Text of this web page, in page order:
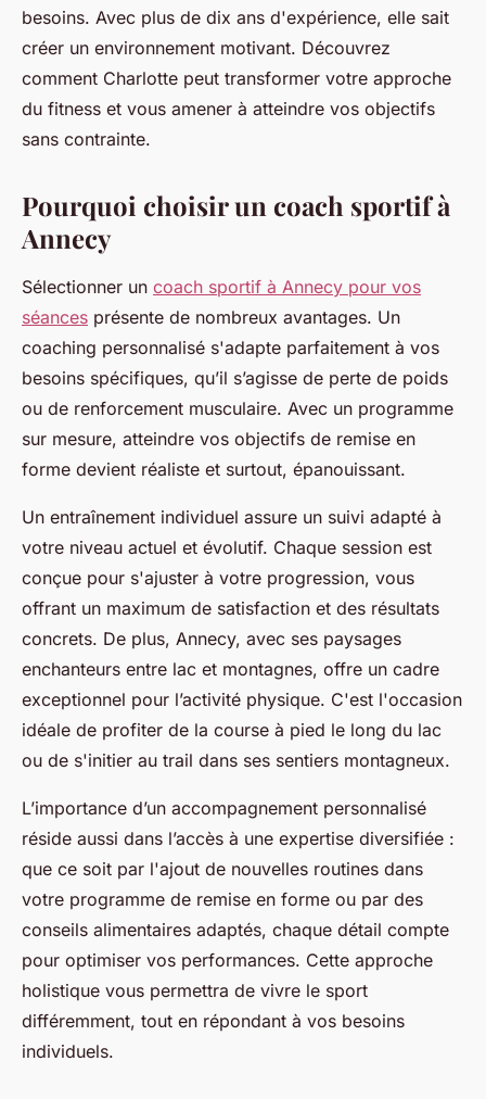
besoins. Avec plus de dix ans d'expérience, elle sait
créer un environnement motivant. Découvrez
comment Charlotte peut transformer votre approche
du fitness et vous amener à atteindre vos objectifs
sans contrainte.
Pourquoi choisir un coach sportif à
Annecy
Sélectionner un coach sportif à Annecy pour vos
séances présente de nombreux avantages. Un
coaching personnalisé s'adapte parfaitement à vos
besoins spécifiques, qu’il s’agisse de perte de poids
ou de renforcement musculaire. Avec un programme
sur mesure, atteindre vos objectifs de remise en
forme devient réaliste et surtout, épanouissant.
Un entraînement individuel assure un suivi adapté à
votre niveau actuel et évolutif. Chaque session est
conçue pour s'ajuster à votre progression, vous
offrant un maximum de satisfaction et des résultats
concrets. De plus, Annecy, avec ses paysages
enchanteurs entre lac et montagnes, offre un cadre
exceptionnel pour l’activité physique. C'est l'occasion
idéale de profiter de la course à pied le long du lac
ou de s'initier au trail dans ses sentiers montagneux.
L’importance d’un accompagnement personnalisé
réside aussi dans l’accès à une expertise diversifiée :
que ce soit par l'ajout de nouvelles routines dans
votre programme de remise en forme ou par des
conseils alimentaires adaptés, chaque détail compte
pour optimiser vos performances. Cette approche
holistique vous permettra de vivre le sport
différemment, tout en répondant à vos besoins
individuels.